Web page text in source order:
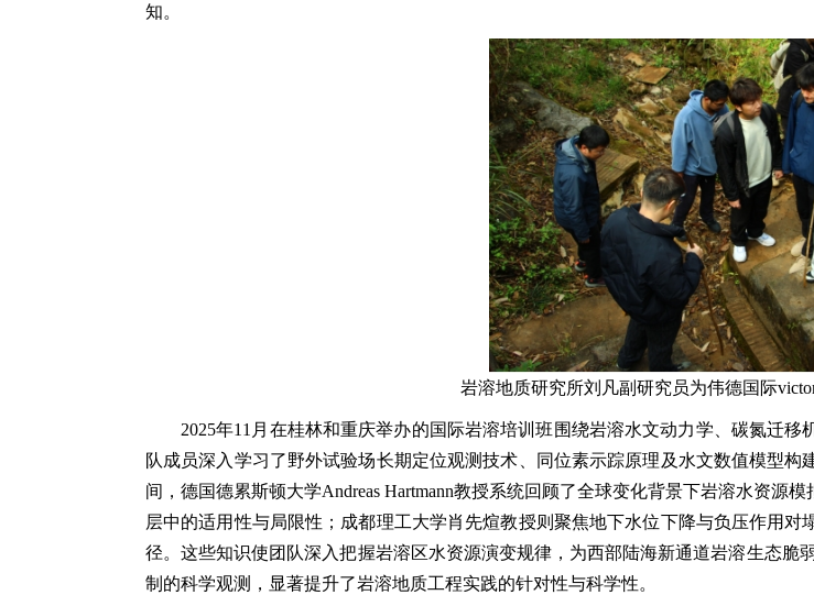
知。
岩溶地质研究所刘凡副研究员为伟德国际
2025年11月在桂林和重庆举办的国际岩溶培训班围绕岩溶水文动力学、碳氮迁
队成员深入学习了野外试验场长期定位观测技术、同位素示踪原理及水文数值模型
间，德国德累斯顿大学Andreas Hartmann教授系统回顾了全球变化背景下岩溶水资源
层中的适用性与局限性；成都理工大学肖先煊教授则聚焦地下水位下降与负压作用
径。这些知识使团队深入把握岩溶区水资源演变规律，为西部陆海新通道岩溶生态
制的科学观测，显著提升了岩溶地质工程实践的针对性与科学性。